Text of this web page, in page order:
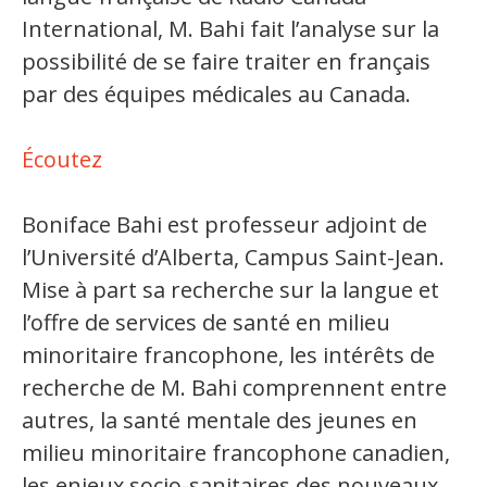
Secteurs d'activité
Hébergement et restauration
Télécommunications
Métallurgie
Automobile
Terminologie
Capsules linguistiques
International, M. Bahi fait l’analyse sur la
possibilité de se faire traiter en français
par des équipes médicales au Canada.
Écoutez
Boniface Bahi est professeur adjoint de
l’Université d’Alberta, Campus Saint-Jean.
Mise à part sa recherche sur la langue et
l’offre de services de santé en milieu
minoritaire francophone, les intérêts de
recherche de M. Bahi comprennent entre
autres, la santé mentale des jeunes en
milieu minoritaire francophone canadien,